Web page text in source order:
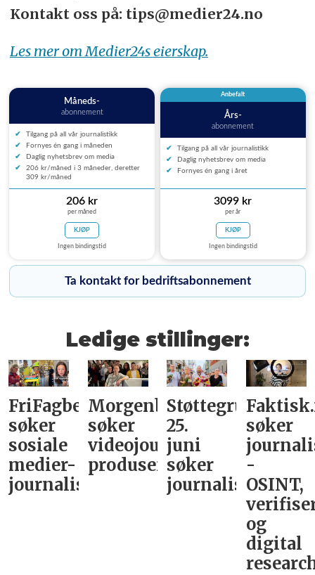
Kontakt oss på: tips@medier24.no
Les mer om Medier24s eierskap.
Måneds-
abonnement
Tilgang på all vår journalistikk
Fornyes én gang i måneden
Daglig nyhetsbrev om media
206 kr/måned i 3 måneder, deretter
309 kr/måned
206 kr
per måned
KJØP
Ingen bindingstid
Anbefalt
Års-
abonnement
Tilgang på all vår journalistikk
Daglig nyhetsbrev om media
Fornyes én gang i året
3099 kr
per år
KJØP
Ingen bindingstid
Ta kontakt for bedriftsabonnement
Ledige stillinger:
FriFagbevegelse
søker
sosiale
medier-
journalist
Morgenbladet
søker
videojournalist/podkast-
produsent
Støttegruppa
25.
juni
søker
journalist
søker
-
OSINT,
og
digital